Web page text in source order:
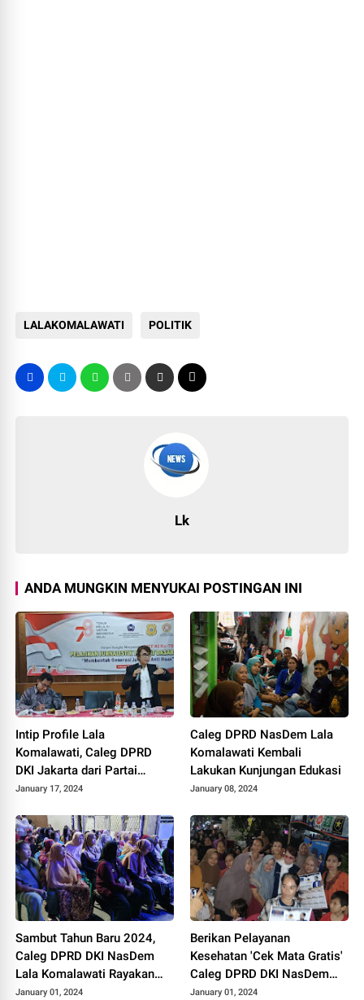
LALAKOMALAWATI POLITIK
Lk
ANDA MUNGKIN MENYUKAI POSTINGAN INI
Intip Profile Lala
Komalawati, Caleg DPRD
DKI Jakarta dari Partai
NasDem Dapil 9 Nomor 10
January 17, 2024
Caleg DPRD NasDem Lala
Komalawati Kembali
Lakukan Kunjungan Edukasi
January 08, 2024
Sambut Tahun Baru 2024,
Caleg DPRD DKI NasDem
Lala Komalawati Rayakan
Bersama Warga Pekojan
January 01, 2024
Berikan Pelayanan
Kesehatan 'Cek Mata Gratis'
Caleg DPRD DKI NasDem
Lala Komalawati Kunjungi
January 01, 2024